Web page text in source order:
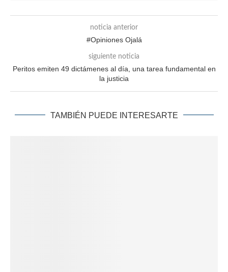
noticia anterior
#Opiniones Ojalá
siguiente noticia
Peritos emiten 49 dictámenes al día, una tarea fundamental en
la justicia
TAMBIÉN PUEDE INTERESARTE